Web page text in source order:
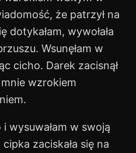
że patrzył na
dotykałam, wywołała
Wsunęłam w
cicho. Darek zacisnął
wzrokiem
w swoją
zaciskała się na